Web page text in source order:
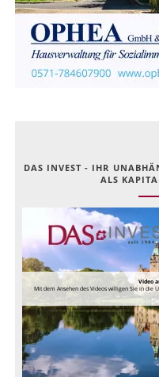
DAS INVEST - IHR
ALS
Video
Mit dem Ansehen des Videos willigen Sie in die